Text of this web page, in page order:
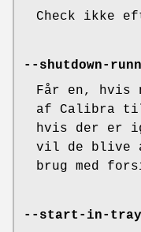
Check ikke
--shutdown-
Får en, hvis
af Calibra til
hvis der er
vil de blive
brug med
--start-in-tray